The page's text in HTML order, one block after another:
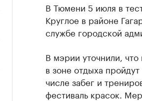
В Тюмени 5 июля в
Круглое в районе
службе городской
В мэрии уточнили,
в зоне отдыха
числе забег и
фестиваль красок.